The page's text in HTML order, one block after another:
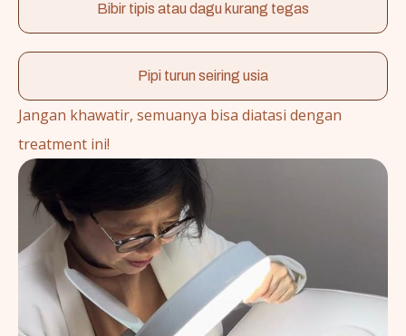
Bibir tipis atau dagu kurang tegas
Pipi turun seiring usia
Jangan khawatir, semuanya bisa diatasi dengan
treatment ini!